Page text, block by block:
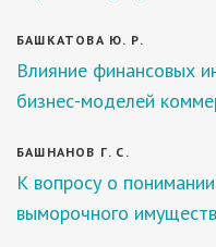
БАШКАТОВА Ю. Р.
Влияние финансовых
бизнес-моделей
БАШНАНОВ Г. С.
К вопросу о
выморочного